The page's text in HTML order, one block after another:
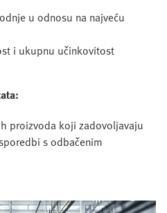
u odnosu na najveću
i ukupnu učinkovitost
proizvoda koji zadovoljavaju
s odbačenim